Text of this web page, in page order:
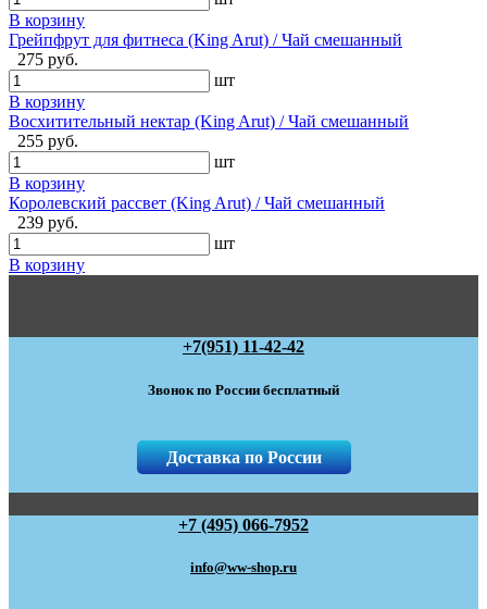
В корзину
Грейпфрут для фитнеса (King Arut) / Чай смешанный
275 руб.
шт
В корзину
Восхитительный нектар (King Arut) / Чай смешанный
255 руб.
шт
В корзину
Королевский рассвет (King Arut) / Чай смешанный
239 руб.
шт
В корзину
+7(951) 11-42-42
Звонок по России бесплатный
Доставка по России
+7 (495) 066-7952
info@ww-shop.ru